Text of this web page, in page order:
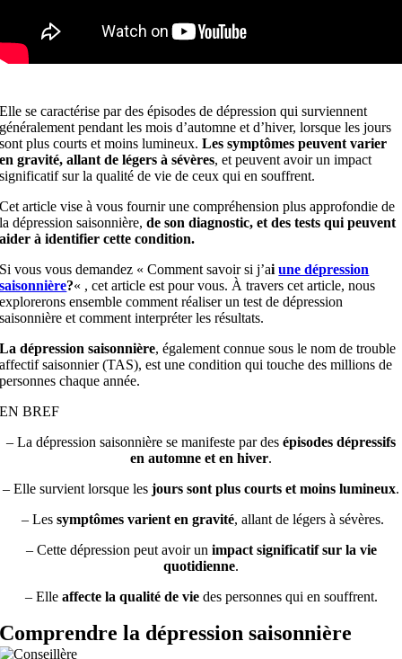
Elle se caractérise par des épisodes de dépression qui surviennent
généralement pendant les mois d’automne et d’hiver, lorsque les jours
sont plus courts et moins lumineux.Les symptômes peuvent varier
en gravité, allant de légers à sévères, et peuvent avoir un impact
significatif sur la qualité de vie de ceux qui en souffrent.
Cet article vise à vous fournir une compréhension plus approfondie de
la dépression saisonnière,de son diagnostic, et des tests qui peuvent
aider à identifier cette condition.
Si vous vous demandez « Comment savoir si j’aiune dépression
saisonnière?« , cet article est pour vous. À travers cet article, nous
explorerons ensemble comment réaliser un test de dépression
saisonnière et comment interpréter les résultats.
La dépression saisonnière, également connue sous le nom de trouble
affectif saisonnier (TAS), est une condition qui touche des millions de
personnes chaque année.
EN BREF
– La dépression saisonnière se manifeste par des épisodes dépressifs
en automne et en hiver.
– Elle survient lorsque les jours sont plus courts et moins lumineux.
– Les symptômes varient en gravité, allant de légers à sévères.
– Cette dépression peut avoir un impact significatif sur la vie
quotidienne.
– Elle affecte la qualité de viedes personnes qui en souffrent.
Comprendre la dépression saisonnière